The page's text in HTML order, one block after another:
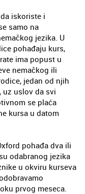
iskoriste i
samo na
jezika. U
pohađaju kurs,
ima popust u
nemačkog ili
jedan od njih
uz uslov da svi
se plaća
kursa u datom
pohađa dva ili
odabranog jezika
u okviru kurseva
prvog meseca.